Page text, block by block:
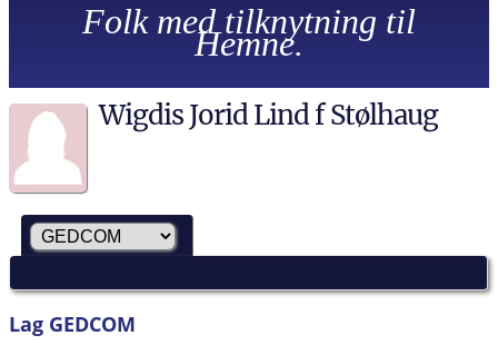
Folk med tilknytning til
Hemne.
Wigdis Jorid Lind f Stølhaug
Lag GEDCOM